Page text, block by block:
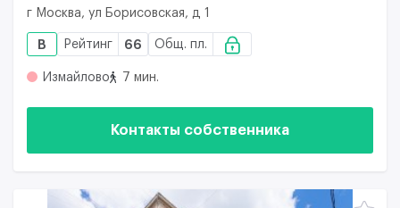
г Москва, ул Борисовская, д 1
B Рейтинг 66 Общ. пл.
Измайлово 7 мин.
Контакты собственника